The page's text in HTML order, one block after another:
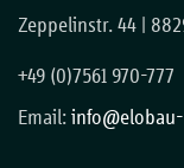
Zeppelinstr. 44 |
+49 (0)7561 970-777
Email: